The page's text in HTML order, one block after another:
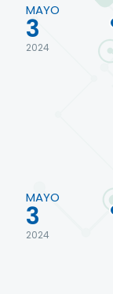
MAYO
3
2024
MAYO
3
2024